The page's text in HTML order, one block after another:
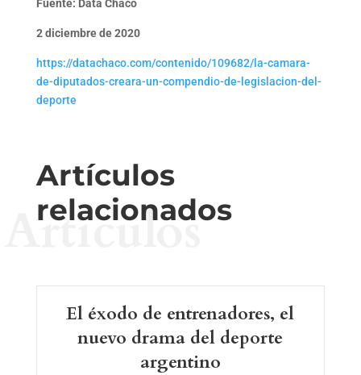
Fuente: Data Chaco
2 diciembre de 2020
https://datachaco.com/contenido/109682/la-camara-
de-diputados-creara-un-compendio-de-legislacion-del-
deporte
Artículos
relacionados
Artículos
El éxodo de entrenadores, el
nuevo drama del deporte
argentino